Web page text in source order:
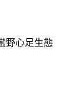
野心足生態